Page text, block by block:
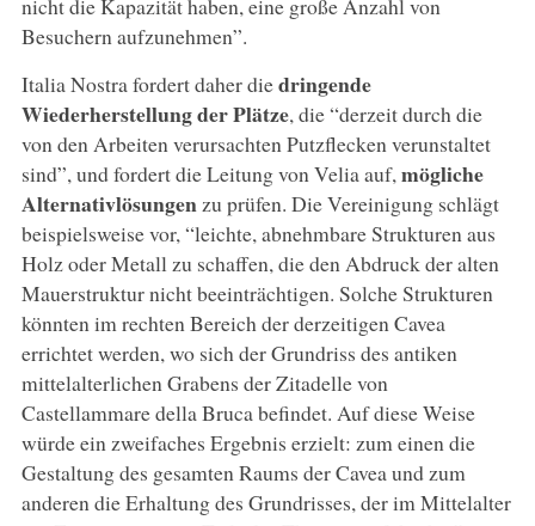
Besuchern aufzunehmen”.
Italia Nostra fordert daher diedringende
Wiederherstellung der Plätze, die “derzeit durch die
von den Arbeiten verursachten Putzflecken verunstaltet
sind”, und fordert die Leitung von Velia auf, mögliche
Alternativlösungen zu prüfen. Die Vereinigung schlägt
beispielsweise vor, “leichte, abnehmbare Strukturen aus
Holz oder Metall zu schaffen, die den Abdruck der alten
Mauerstruktur nicht beeinträchtigen. Solche Strukturen
könnten im rechten Bereich der derzeitigen Cavea
errichtet werden, wo sich der Grundriss des antiken
mittelalterlichen Grabens der Zitadelle von
Castellammare della Bruca befindet. Auf diese Weise
würde ein zweifaches Ergebnis erzielt: zum einen die
Gestaltung des gesamten Raums der Cavea und zum
anderen die Erhaltung des Grundrisses, der im Mittelalter